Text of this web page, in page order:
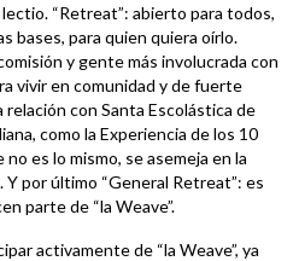
“Retreat”: abierto para todos,
bases, para quien quiera oírlo.
y gente más involucrada con
vivir en comunidad y de fuerte
con Santa Escolástica de
como la Experiencia de los 10
es lo mismo, se asemeja en la
por último “General Retreat”: es
parte de “la Weave”.
activamente de “la Weave”, ya